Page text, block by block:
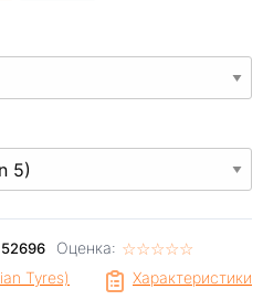
52696 Оценка: ☆☆☆☆☆
★★★★★
Характеристики
Tyres)